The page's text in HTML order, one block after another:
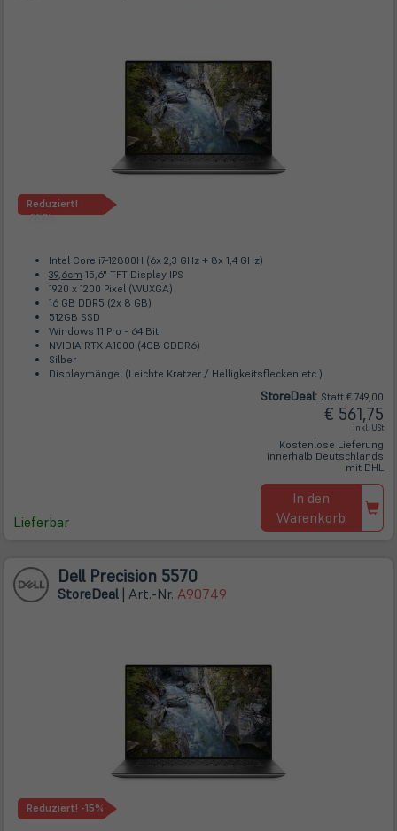
Reduziert!
-25%
Intel Core i7-12800H (6x 2,3 GHz + 8x 1,4 GHz)
39,6cm 15,6" TFT Display IPS
1920 x 1200 Pixel (WUXGA)
16 GB DDR5 (2x 8 GB)
512GB SSD
Windows 11 Pro - 64 Bit
NVIDIA RTX A1000 (4GB GDDR6)
Silber
Displaymängel (Leichte Kratzer / Helligkeitsflecken etc.)
Lieferbar
StoreDeal: Statt € 749,00
€ 561,75
inkl. USt
Kostenlose Lieferung
innerhalb Deutschlands
mit DHL
In den
Warenkorb
Dell Precision 5570
StoreDeal | Art.-Nr. A90749
Reduziert! -15%